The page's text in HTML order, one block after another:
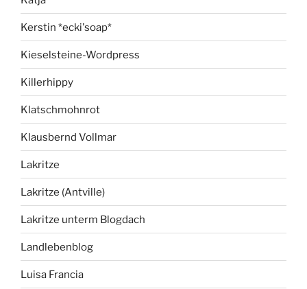
Kerstin *ecki'soap*
Kieselsteine-Wordpress
Killerhippy
Klatschmohnrot
Klausbernd Vollmar
Lakritze
Lakritze (Antville)
Lakritze unterm Blogdach
Landlebenblog
Luisa Francia